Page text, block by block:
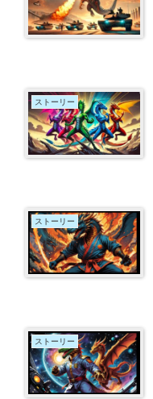
ストーリー
ストーリー
ストーリー